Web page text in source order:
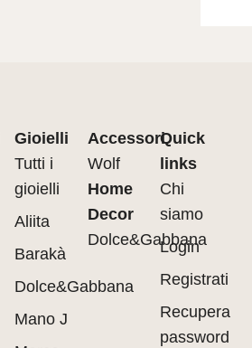
Gioielli
Tutti i
gioielli
Aliita
Barakà
Dolce&Gabbana
Mano J
Accessori
Wolf
Home
Decor
Dolce&Gabbana
Quick
links
Chi
siamo
Login
Registrati
Recupera
password